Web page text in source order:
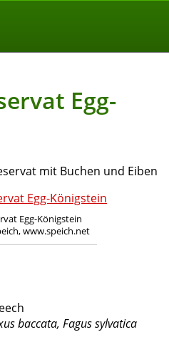
Egg-
mit Buchen und Eiben
Egg-Königstein
www.speich.net
baccata, Fagus sylvatica